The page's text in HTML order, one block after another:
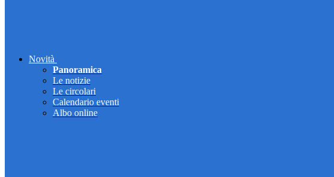
Novità
Panoramica
Le notizie
Le circolari
Calendario eventi
Albo online